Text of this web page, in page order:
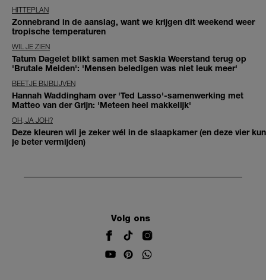
HITTEPLAN
Zonnebrand in de aanslag, want we krijgen dit weekend weer
tropische temperaturen
WIL JE ZIEN
Tatum Dagelet blikt samen met Saskia Weerstand terug op
'Brutale Meiden': 'Mensen beledigen was niet leuk meer'
BEETJE BIJBLIJVEN
Hannah Waddingham over 'Ted Lasso'-samenwerking met
Matteo van der Grijn: 'Meteen heel makkelijk'
OH, JA JOH?
Deze kleuren wil je zeker wél in de slaapkamer (en deze vier kun
je beter vermijden)
Volg ons